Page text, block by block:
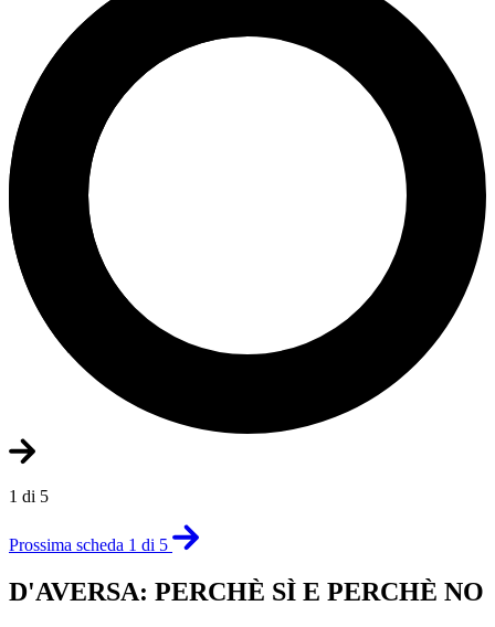
1 di 5
Prossima scheda 1 di 5
D'AVERSA: PERCHÈ SÌ E PERCHÈ NO